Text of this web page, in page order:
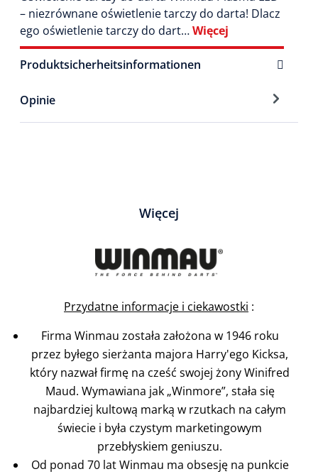
– niezrównane oświetlenie tarczy do darta! Dlacz
ego oświetlenie tarczy do dart…Więcej
Produktsicherheitsinformationen
Opinie
Więcej
Przydatne informacje i ciekawostki :
Firma Winmau została założona w 1946 roku
przez byłego sierżanta majora Harry'ego Kicksa,
który nazwał firmę na cześć swojej żony Winifred
Maud. Wymawiana jak „Winmore”, stała się
najbardziej kultową marką w rzutkach na całym
świecie i była czystym marketingowym
przebłyskiem geniuszu.
Od ponad 70 lat Winmau ma obsesję na punkcie